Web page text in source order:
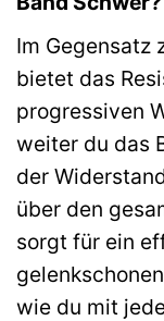
Im Gegensatz
bietet das
progressiven
weiter du das
der
über den
sorgt für ein
wie du mit